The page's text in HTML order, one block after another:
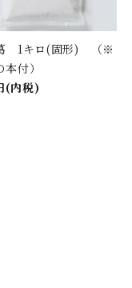
1キロ(固形) （※
付）
(内税)